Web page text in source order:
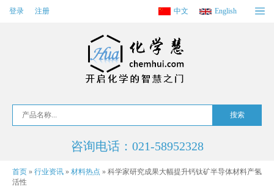
登录 注册 中文 English
咨询电话：021-58952328
首页 » 行业资讯 » 材料热点 » 科学家研究成果大幅提升钙钛矿半导体材料产氢
活性